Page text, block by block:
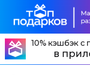
10% кэшбэк с
в